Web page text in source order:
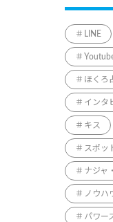
LINE
ほくろ
インタ
キス
スポッ
ナジャ
ノウハ
パワー